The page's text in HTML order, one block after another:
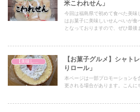
米こわれせん」
今回は福島県で初めて食べた美味
はお菓子に美味しいせんべいが食
となっておりますので、ぜひ最後
【お菓子グルメ】シャト
りロール」
本ページは一部プロモーションを
更される場合があります。こんに